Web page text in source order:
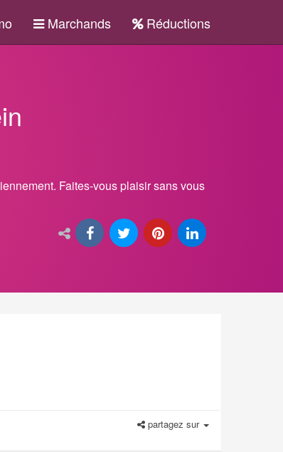
Marchands Réductions
Faites-vous plaisir sans vous
partagez sur